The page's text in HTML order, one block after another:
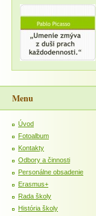
Menu
Úvod
Fotoalbum
Kontakty
Odbory a činnosti
Personálne obsadenie
Erasmus+
Rada školy
História školy